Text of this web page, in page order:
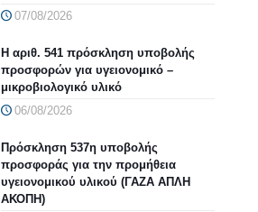
07/08/2026
Η αριθ. 541 πρόσκληση υποβολής
προσφορών για υγειονομικό –
μικροβιολογικό υλικό
06/08/2026
Πρόσκληση 537η υποβολής
προσφοράς για την προμήθεια
υγειονομικού υλικού (ΓΑΖΑ ΑΠΛΗ
ΑΚΟΠΗ)